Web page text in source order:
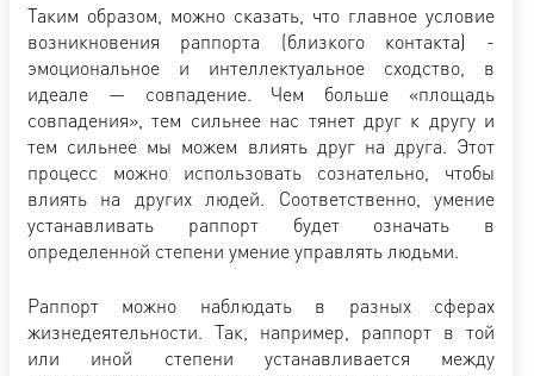
Таким образом, можно сказать, что главное условие
возникновения раппорта (близкого контакта) -
эмоциональное и интеллектуальное сходство, в
идеале — совпадение. Чем больше «площадь
совпадения», тем сильнее нас тянет друг к другу и
тем сильнее мы можем влиять друг на друга. Этот
процесс можно использовать сознательно, чтобы
влиять на других людей. Соответственно, умение
устанавливать раппорт будет означать в
определенной степени умение управлять людьми.
Раппорт можно наблюдать в разных сферах
жизнедеятельности. Так, например, раппорт в той
или иной степени устанавливается между